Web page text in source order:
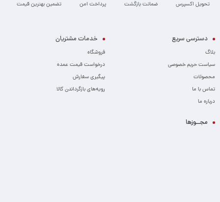
تحویل اکسپرس ضمانت بازگشت پرداخت امن تضمین بهترین قیمت
دسترسی سریع
بلاگ
سیاست حریم خصوصی
محصولات
تماس با ما
درباره ما
خدمات مشتریان
فروشگاه
درخواست قیمت عمده
پیگیری سفارش
رویه‌های بازگرداندن کالا
مجــوزها